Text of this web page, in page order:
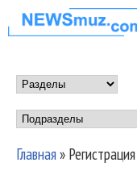
НОВОСТИ
МУЗЫКИ И
ШОУ
Main
Главная» Регистрация